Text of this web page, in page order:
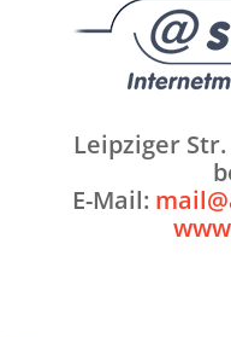
Leipziger
E-Mail: